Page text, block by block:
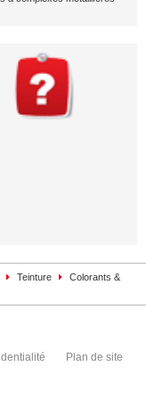
Teinture
Colorants &
Plan de site